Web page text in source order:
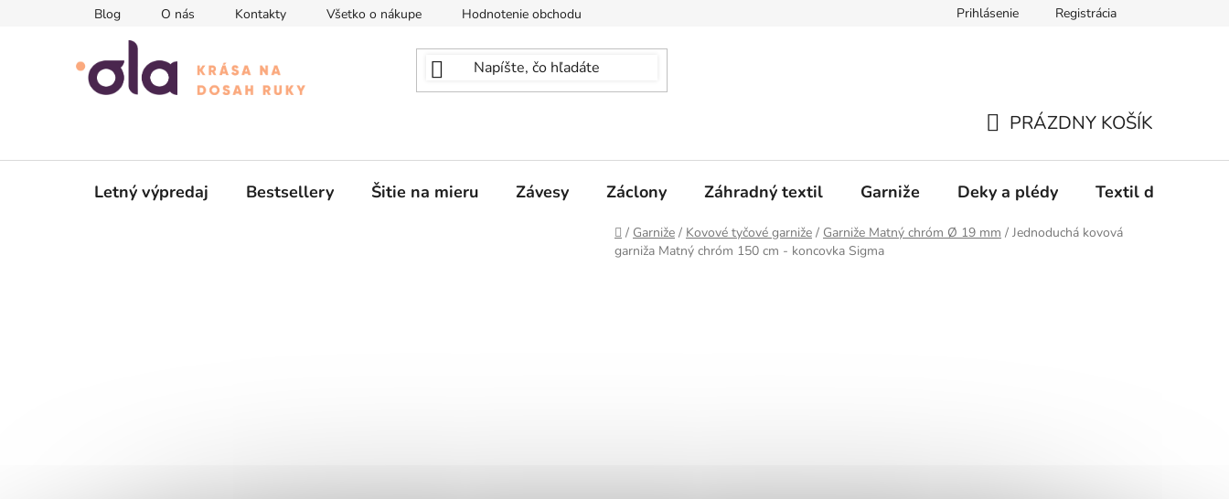
Blog O nás Kontakty Všetko o nákupe Hodnotenie obchodu Prihlásenie Registrácia
KOŠÍK
PRÁZDNY KOŠÍK
Letný výpredaj Bestsellery Šitie na mieru Závesy Záclony Záhradný textil Garniže Deky a plédy Textil do spálne
Domov
/ Garniže / Kovové tyčové garniže / Garniže Matný chróm Ø 19 mm / Jednoduchá kovová
garniža Matný chróm 150 cm - koncovka Sigma